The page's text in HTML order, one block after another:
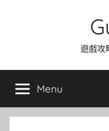
遊戲攻
Menu